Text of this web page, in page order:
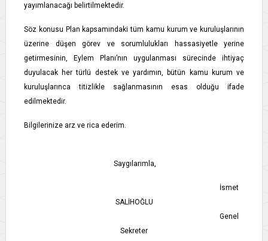
yayımlanacağı belirtilmektedir.
Söz konusu Plan kapsamındaki tüm kamu kurum ve kuruluşlarının
üzerine düşen görev ve sorumlulukları hassasiyetle yerine
getirmesinin, Eylem Planı’nın uygulanması sürecinde ihtiyaç
duyulacak her türlü destek ve yardımın, bütün kamu kurum ve
kuruluşlarınca titizlikle sağlanmasının esas olduğu ifade
edilmektedir.
Bilgilerinize arz ve rica ederim.
Saygılarımla,
İsmet
SALİHOĞLU
Genel
Sekreter